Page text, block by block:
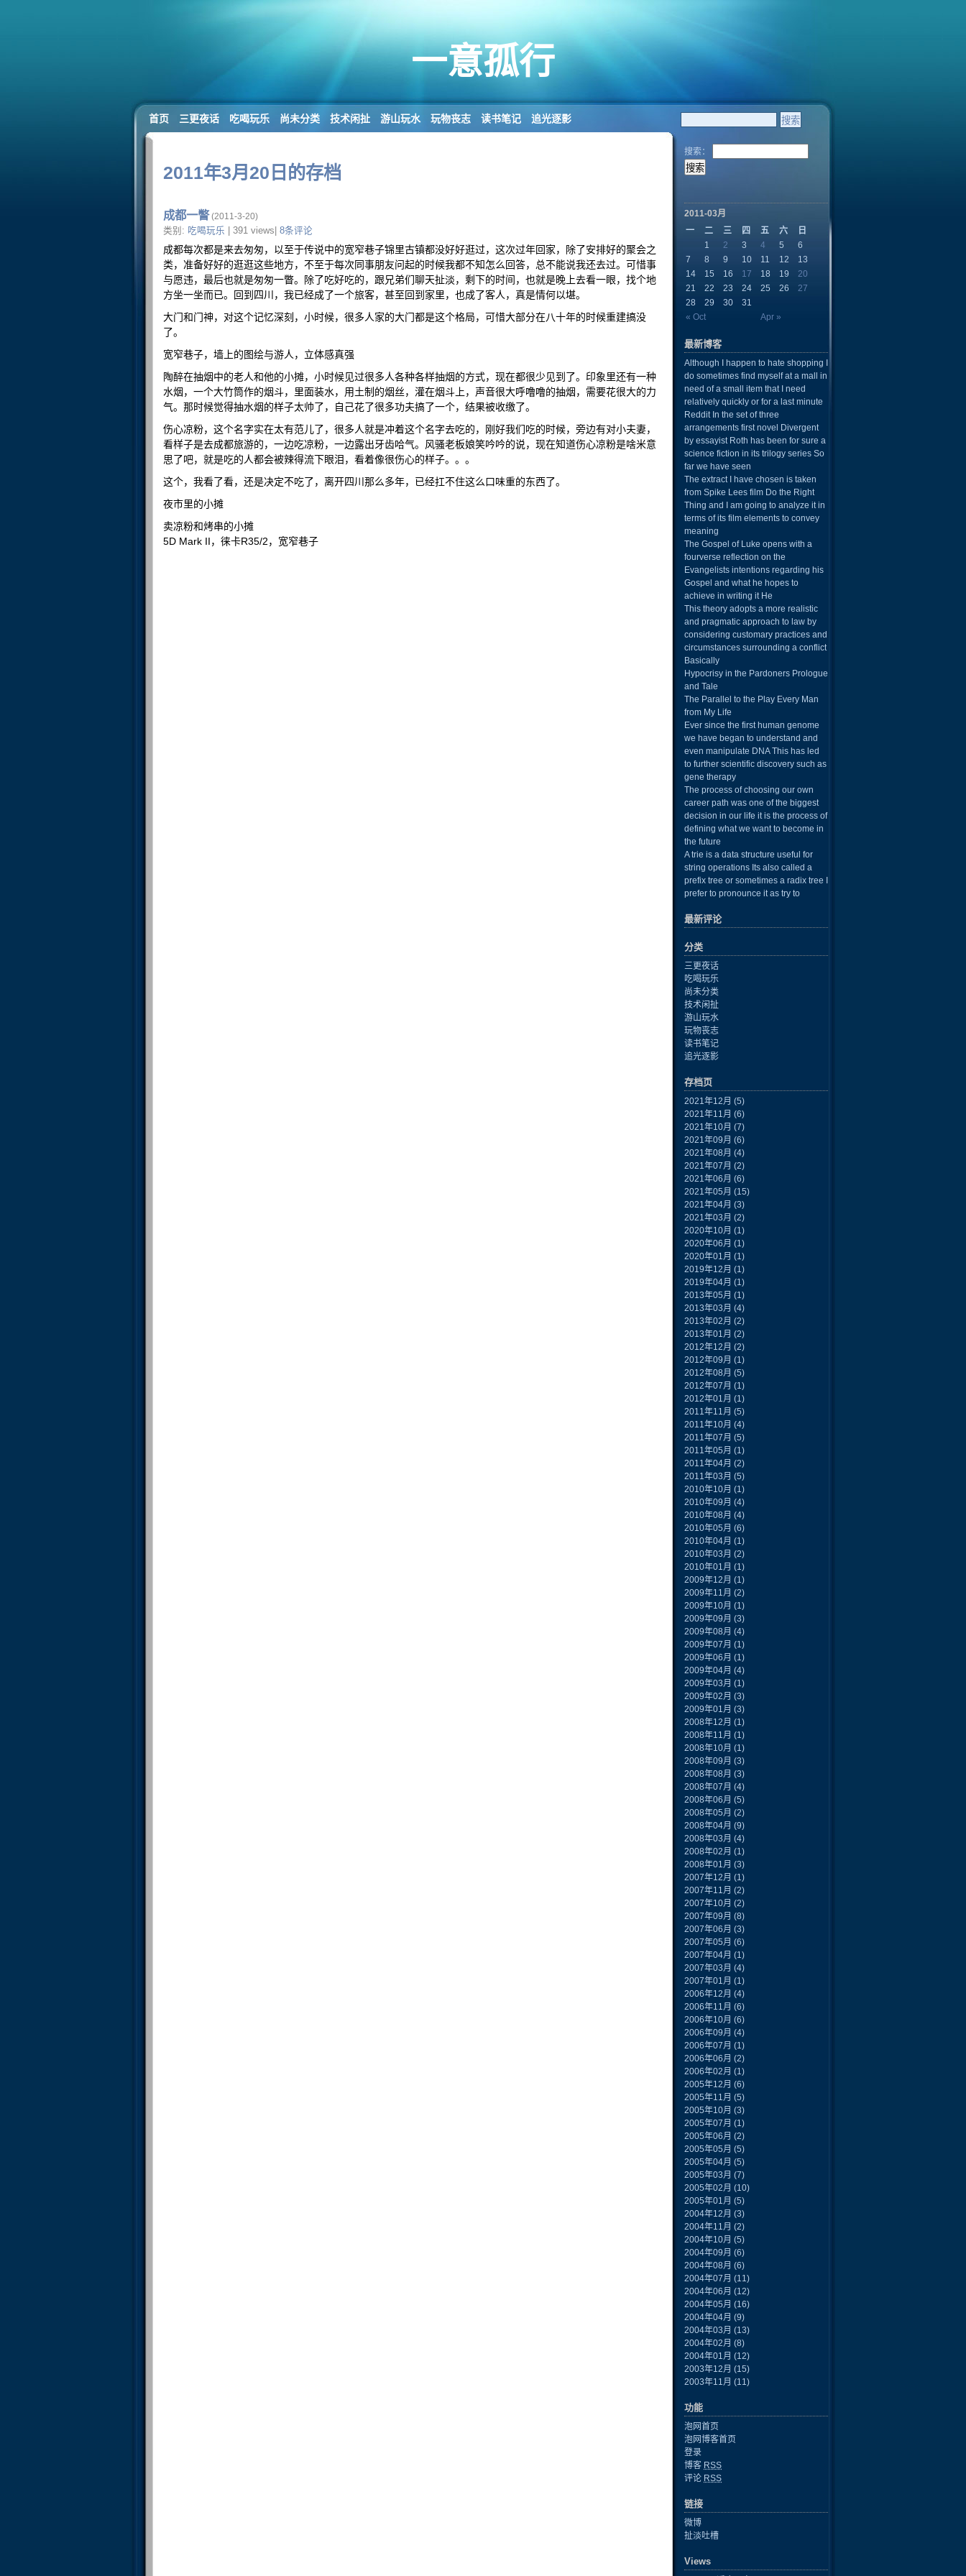
一意孤行
首页 三更夜话 吃喝玩乐 尚未分类 技术闲扯 游山玩水 玩物丧志 读书笔记 追光逐影
2011年3月20日的存档
成都一瞥(2011-3-20)
类别: 吃喝玩乐 | 391 views| 8条评论
成都每次都是来去匆匆，以至于传说中的宽窄巷子锦里古镇都没好好逛过，这次过年回家，除了安排好的聚会之
类，准备好好的逛逛这些地方，不至于每次同事朋友问起的时候我都不知怎么回答，总不能说我还去过。可惜事
与愿违，最后也就是匆匆一瞥。除了吃好吃的，跟兄弟们聊天扯淡，剩下的时间，也就是晚上去看一眼，找个地
方坐一坐而已。回到四川，我已经成了一个旅客，甚至回到家里，也成了客人，真是情何以堪。
大门和门神，对这个记忆深刻，小时候，很多人家的大门都是这个格局，可惜大部分在八十年的时候重建搞没
了。
宽窄巷子，墙上的图绘与游人，立体感真强
陶醉在抽烟中的老人和他的小摊，小时候见过很多人各种各样抽烟的方式，现在都很少见到了。印象里还有一种
水烟，一个大竹筒作的烟斗，里面装水，用土制的烟丝，灌在烟斗上，声音很大呼噜噜的抽烟，需要花很大的力
气。那时候觉得抽水烟的样子太帅了，自己花了很多功夫搞了一个，结果被收缴了。
伤心凉粉，这个名字实在太有范儿了，很多人就是冲着这个名字去吃的，刚好我们吃的时候，旁边有对小夫妻，
看样子是去成都旅游的，一边吃凉粉，一边露出牙齿哈气。风骚老板娘笑吟吟的说，现在知道伤心凉粉是啥米意
思了吧，就是吃的人都会被辣得流下眼泪，看着像很伤心的样子。。。
这个，我看了看，还是决定不吃了，离开四川那么多年，已经扛不住这么口味重的东西了。
夜市里的小摊
卖凉粉和烤串的小摊
5D Mark II，徕卡R35/2，宽窄巷子
搜索：
2011-03月
一
二 三 四 五 六 日
« Oct Apr »
1 2 3 4 5
6
7
8 9 10 11 12
13
14
15 16 17 18 19
20
21
22 23 24 25 26
27
28
29 30 31
最新博客
Although I happen to hate shopping I
do sometimes find myself at a mall in
need of a small item that I need
relatively quickly or for a last minute
Reddit In the set of three
arrangements first novel Divergent
by essayist Roth has been for sure a
science fiction in its trilogy series So
far we have seen
The extract I have chosen is taken
from Spike Lees film Do the Right
Thing and I am going to analyze it in
terms of its film elements to convey
meaning
The Gospel of Luke opens with a
fourverse reflection on the
Evangelists intentions regarding his
Gospel and what he hopes to
achieve in writing it He
This theory adopts a more realistic
and pragmatic approach to law by
considering customary practices and
circumstances surrounding a conflict
Basically
Hypocrisy in the Pardoners Prologue
and Tale
The Parallel to the Play Every Man
from My Life
Ever since the first human genome
we have began to understand and
even manipulate DNA This has led
to further scientific discovery such as
gene therapy
The process of choosing our own
career path was one of the biggest
decision in our life it is the process of
defining what we want to become in
the future
A trie is a data structure useful for
string operations Its also called a
prefix tree or sometimes a radix tree I
prefer to pronounce it as try to
最新评论
分类
三更夜话
吃喝玩乐
尚未分类
技术闲扯
游山玩水
玩物丧志
读书笔记
追光逐影
存档页
2021年12月 (5)
2021年11月 (6)
2021年10月 (7)
2021年09月 (6)
2021年08月 (4)
2021年07月 (2)
2021年06月 (6)
2021年05月 (15)
2021年04月 (3)
2021年03月 (2)
2020年10月 (1)
2020年06月 (1)
2020年01月 (1)
2019年12月 (1)
2019年04月 (1)
2013年05月 (1)
2013年03月 (4)
2013年02月 (2)
2013年01月 (2)
2012年12月 (2)
2012年09月 (1)
2012年08月 (5)
2012年07月 (1)
2012年01月 (1)
2011年11月 (5)
2011年10月 (4)
2011年07月 (5)
2011年05月 (1)
2011年04月 (2)
2011年03月 (5)
2010年10月 (1)
2010年09月 (4)
2010年08月 (4)
2010年05月 (6)
2010年04月 (1)
2010年03月 (2)
2010年01月 (1)
2009年12月 (1)
2009年11月 (2)
2009年10月 (1)
2009年09月 (3)
2009年08月 (4)
2009年07月 (1)
2009年06月 (1)
2009年04月 (4)
2009年03月 (1)
2009年02月 (3)
2009年01月 (3)
2008年12月 (1)
2008年11月 (1)
2008年10月 (1)
2008年09月 (3)
2008年08月 (3)
2008年07月 (4)
2008年06月 (5)
2008年05月 (2)
2008年04月 (9)
2008年03月 (4)
2008年02月 (1)
2008年01月 (3)
2007年12月 (1)
2007年11月 (2)
2007年10月 (2)
2007年09月 (8)
2007年06月 (3)
2007年05月 (6)
2007年04月 (1)
2007年03月 (4)
2007年01月 (1)
2006年12月 (4)
2006年11月 (6)
2006年10月 (6)
2006年09月 (4)
2006年07月 (1)
2006年06月 (2)
2006年02月 (1)
2005年12月 (6)
2005年11月 (5)
2005年10月 (3)
2005年07月 (1)
2005年06月 (2)
2005年05月 (5)
2005年04月 (5)
2005年03月 (7)
2005年02月 (10)
2005年01月 (5)
2004年12月 (3)
2004年11月 (2)
2004年10月 (5)
2004年09月 (6)
2004年08月 (6)
2004年07月 (11)
2004年06月 (12)
2004年05月 (16)
2004年04月 (9)
2004年03月 (13)
2004年02月 (8)
2004年01月 (12)
2003年12月 (15)
2003年11月 (11)
功能
泡网首页
泡网博客首页
登录
博客 RSS
评论 RSS
链接
微博
扯淡吐槽
Views